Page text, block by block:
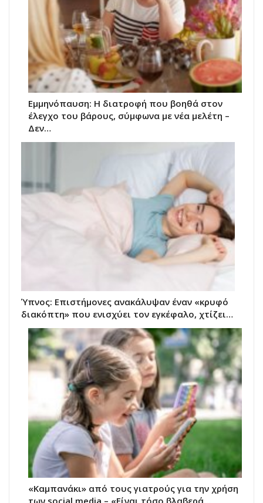
Εμμηνόπαυση: Η διατροφή που βοηθά στον
έλεγχο του βάρους, σύμφωνα με νέα μελέτη –
Δεν…
Ύπνος: Επιστήμονες ανακάλυψαν έναν «κρυφό
διακόπτη» που ενισχύει τον εγκέφαλο, χτίζει…
«Καμπανάκι» από τους γιατρούς για την χρήση